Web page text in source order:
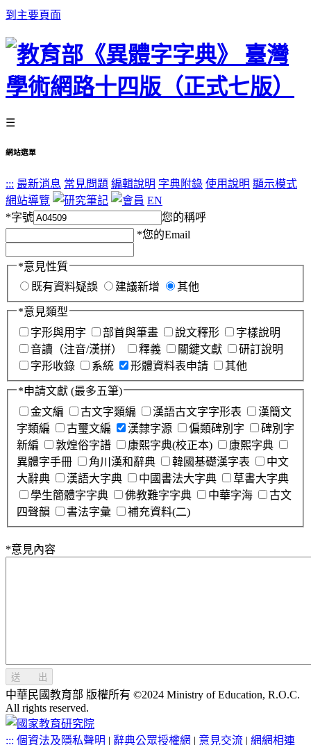
到主要頁面
☰
網站選單
::: 最新消息 常見問題 編輯說明 字典附錄 使用說明 顯示模式
網站導覽
EN
*字號
您的稱呼
*您的Email
*意見性質
既有資料疑誤
建議新增 其他
*意見類型
字形與用字
部首與筆畫 說文釋形
字樣說明
音讀（注音/漢拼）
釋義 關鍵文獻
研訂說明
字形收錄
系統 形體資料表申請 其他
*申請文獻 (最多五筆)
金文編
古文字類編 漢語古文字字形表
漢簡文
字類編
古璽文編 漢隸字源 偏類碑別字
碑別字
新編
敦煌俗字譜 康熙字典(校正本)
康熙字典
異體字手冊
角川漢和辭典 韓國基礎漢字表
中文
大辭典
漢語大字典 中國書法大字典
草書大字典
學生簡體字字典
佛教難字字典 中華字海
古文
四聲韻
書法字彙 補充資料(二)
*意見內容
送 出
中華民國教育部 版權所有 ©2024 Ministry of Education, R.O.C.
All rights reserved.
::: 個資法及隱私聲明 | 辭典公眾授權網 | 意見交流 | 網網相連